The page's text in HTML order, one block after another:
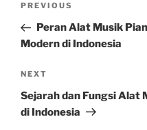
Previous
Post
PREVIOUS
Peran Alat Musik
Modern di Indonesia
Next
Post
NEXT
Sejarah dan Fungsi Alat
di Indonesia